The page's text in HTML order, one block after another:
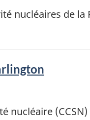
nucléaires de la
nucléaire